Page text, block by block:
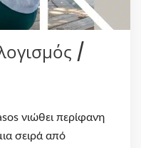
/
νιώθει περίφανη
σειρά από